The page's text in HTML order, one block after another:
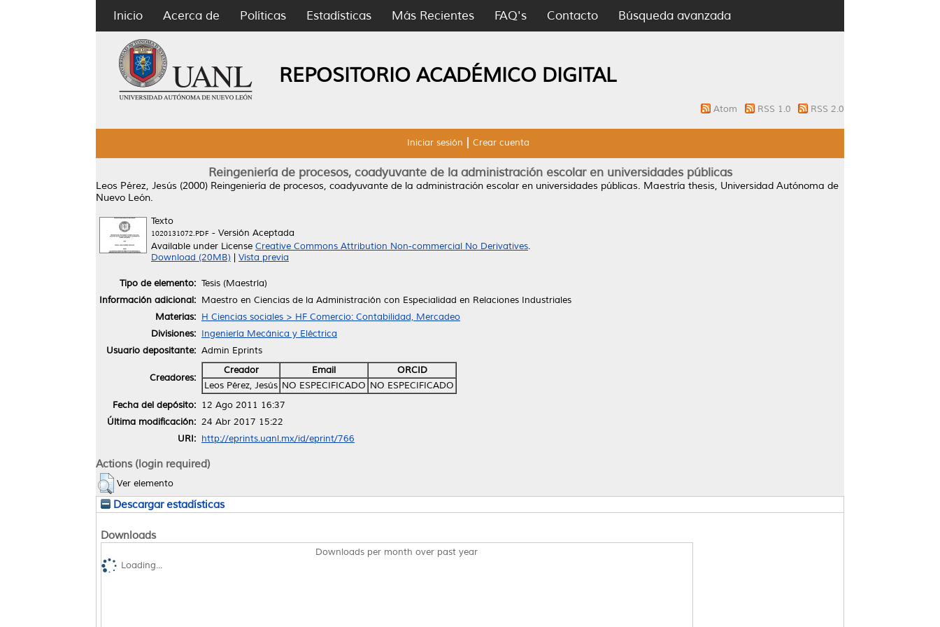
Inicio Acerca de Políticas Estadísticas Más Recientes FAQ's Contacto Búsqueda avanzada
REPOSITORIO ACADÉMICO DIGITAL
Atom RSS 1.0 RSS 2.0
Iniciar sesión Crear cuenta
Reingeniería de procesos, coadyuvante de la administración escolar en universidades públicas
Leos Pérez, Jesús (2000) Reingeniería de procesos, coadyuvante de la administración escolar en universidades públicas. Maestría thesis, Universidad Autónoma de
Nuevo León.
Texto
1020131072.PDF - Versión Aceptada
Available under License Creative Commons Attribution Non-commercial No Derivatives.
Download (20MB)
Vista previa
Tipo de elemento: Tesis (Maestría)
Información adicional: Maestro en Ciencias de la Administración con Especialidad en Relaciones Industriales
Materias: H Ciencias sociales > HF Comercio: Contabilidad, Mercadeo
Divisiones: Ingeniería Mecánica y Eléctrica
Usuario depositante: Admin Eprints
Creadores:
Creador Email
ORCID
Leos Pérez, Jesús NO ESPECIFICADO NO ESPECIFICADO
Fecha del depósito: 12 Ago 2011 16:37
Última modificación: 24 Abr 2017 15:22
URI: http://eprints.uanl.mx/id/eprint/766
Actions (login required)
Ver elemento
Descargar estadísticas
Downloads
Downloads per month over past year
Loading...